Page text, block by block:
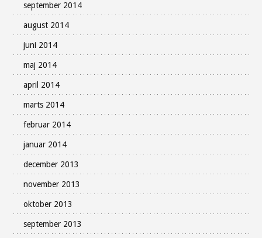
september 2014
august 2014
juni 2014
maj 2014
april 2014
marts 2014
februar 2014
januar 2014
december 2013
november 2013
oktober 2013
september 2013